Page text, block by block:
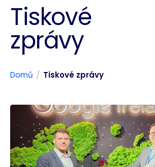
Tiskové
zprávy
Domů / Tiskové zprávy